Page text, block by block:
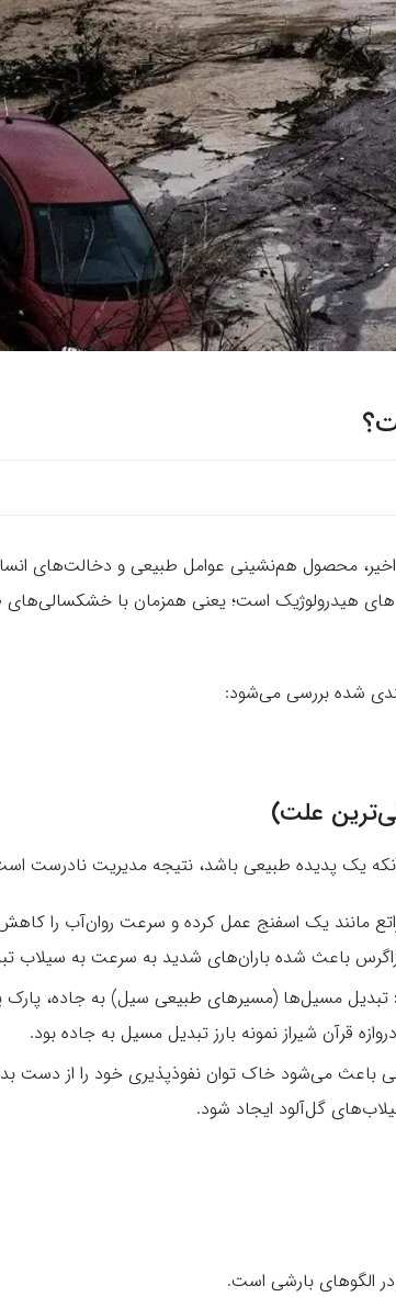
اخیر، محصول هم‌نشینی عوامل طبیعی و دخالت‌های
هیدرولوژیک است؛ یعنی همزمان با خشکسالی‌های
شده بررسی می‌شود:
علت)
یک پدیده طبیعی باشد، نتیجه مدیریت نادرست
مانند یک اسفنج عمل کرده و سرعت روان‌آب را
باعث شده باران‌های شدید به سرعت به سیلاب
تبدیل مسیل‌ها (مسیرهای طبیعی سیل) به جاده، پارک
قرآن شیراز نمونه بارز تبدیل مسیل به جاده بود.
باعث می‌شود خاک توان نفوذپذیری خود را از دست
گل‌آلود ایجاد شود.
در الگوهای بارشی است.